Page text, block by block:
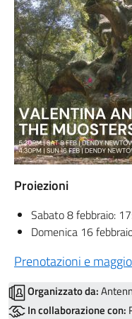
Proiezioni
Sabato 8 febbraio:
Domenica 16
Prenotazioni e
Organizzato da:
In collaborazione con: